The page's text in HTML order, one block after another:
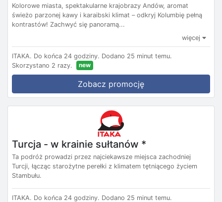
Kolorowe miasta, spektakularne krajobrazy Andów, aromat
świeżo parzonej kawy i karaibski klimat – odkryj Kolumbię pełną
kontrastów! Zachwyć się panoramą...
więcej
ITAKA. Do końca 24 godziny. Dodano 25 minut temu.
Skorzystano 2 razy.
new
Zobacz promocję
Turcja - w krainie sułtanów *
Ta podróż prowadzi przez najciekawsze miejsca zachodniej
Turcji, łącząc starożytne perełki z klimatem tętniącego życiem
Stambułu.
ITAKA. Do końca 24 godziny. Dodano 25 minut temu.